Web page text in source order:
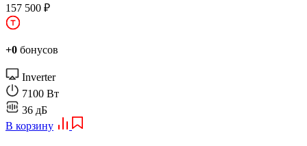
157 500 ₽
+0 бонусов
Inverter
7100 Вт
36 дБ
В корзину